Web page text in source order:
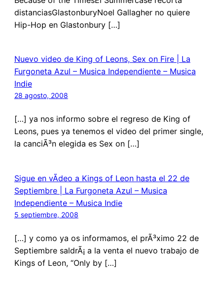
distanciasGlastonburyNoel Gallagher no quiere
Hip-Hop en Glastonbury […]
Nuevo video de King of Leons, Sex on Fire | La
Furgoneta Azul – Musica Independiente – Musica
Indie
28 agosto, 2008
[…] ya nos informo sobre el regreso de King of
Leons, pues ya tenemos el video del primer single,
la canciÃ³n elegida es Sex on […]
Sigue en vÃ­deo a Kings of Leon hasta el 22 de
Septiembre | La Furgoneta Azul – Musica
Independiente – Musica Indie
5 septiembre, 2008
[…] y como ya os informamos, el prÃ³ximo 22 de
Septiembre saldrÃ¡ a la venta el nuevo trabajo de
Kings of Leon, “Only by […]